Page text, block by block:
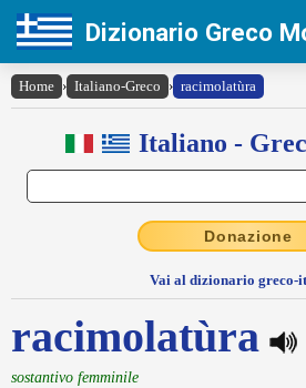
Dizionario Greco
Home › Italiano-Greco › racimolatùra
Italiano -
Donazione
Vai al dizionario greco-
racimolatùra
sostantivo femminile